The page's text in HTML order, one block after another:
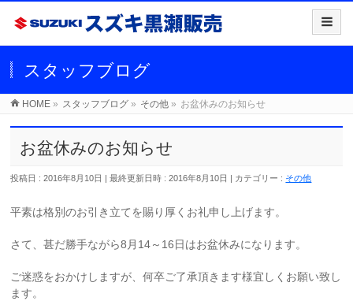
スタッフブログ
HOME » スタッフブログ » その他 » お盆休みのお知らせ
お盆休みのお知らせ
投稿日 : 2016年8月10日 最終更新日時 : 2016年8月10日 カテゴリー : その他
平素は格別のお引き立てを賜り厚くお礼申し上げます。
さて、甚だ勝手ながら8月14～16日はお盆休みになります。
ご迷惑をおかけしますが、何卒ご了承頂きます様宜しくお願い致し
ます。